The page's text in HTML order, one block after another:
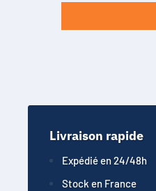
Livraison rapide
Expédié en 24/48h
Stock en France